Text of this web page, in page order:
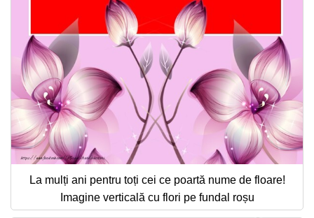
La mulți ani pentru toți cei ce poartă nume de floare!
Imagine verticală cu flori pe fundal roșu